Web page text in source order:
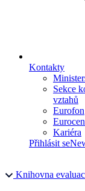
Kontakty
Sekce
vztahů
Eurofon
Kariéra
Přihlásit se
Knihovna